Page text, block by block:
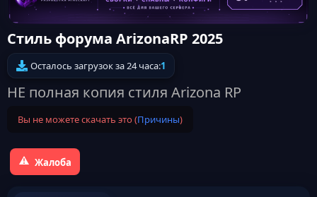
Стиль форума ArizonaRP 2025
Осталось загрузок за 24 часа:1
НЕ полная копия стиля Arizona RP
Вы не можете скачать это (Причины)
Жалоба